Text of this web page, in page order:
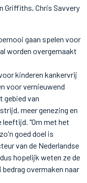
Griffiths, Chris Savvery
gaan spelen voor
worden overgemaakt
kinderen kankervrij
voor vernieuwend
gebied van
meer genezing en
leeftijd. "Om met het
goed doel is
van de Nederlandse
hopelijk weten ze de
overmaken naar